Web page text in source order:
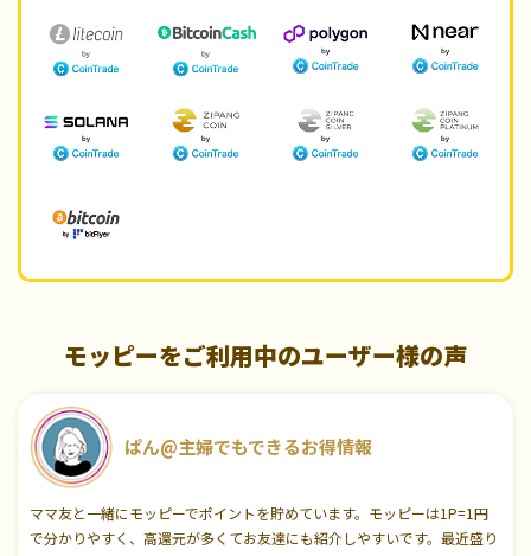
モッピーをご利用中のユーザー様の声
ぱん@主婦でもできるお得情報
ママ友と一緒にモッピーでポイントを貯めています。モッピーは1P=1円
で分かりやすく、高還元が多くてお友達にも紹介しやすいです。最近盛り